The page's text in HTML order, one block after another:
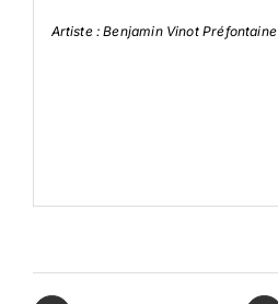
Artiste : Benjamin Vinot Préfontaine